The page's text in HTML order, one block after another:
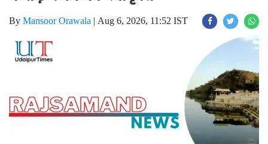
By Mansoor Orawala | Aug 6, 2026, 11:52 IST